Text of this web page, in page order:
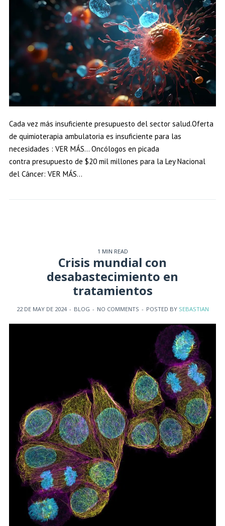
Cada vez más insuficiente presupuesto del sector salud.Oferta
de quimioterapia ambulatoria es insuficiente para las
necesidades : VER MÁS… Oncólogos en picada
contra presupuesto de $20 mil millones para la Ley Nacional
del Cáncer: VER MÁS…
1 MIN READ
Crisis mundial con
desabastecimiento en
tratamientos
22 DE MAY DE 2024 - BLOG - NO COMMENTS - POSTED BY SEBASTIAN